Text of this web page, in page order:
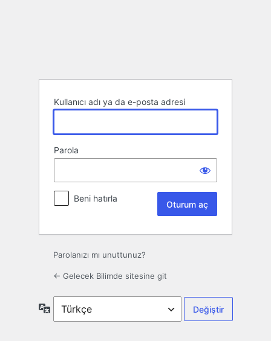
Kullanıcı adı ya da e-posta adresi
Parola
Beni hatırla
Parolanızı mı unuttunuz?
← Gelecek Bilimde sitesine git
Dil